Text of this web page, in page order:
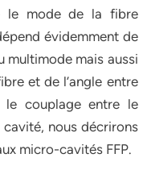
le mode de la fibre
évidemment de
multimode mais aussi
et de l’angle entre
le couplage entre le
nous décrirons
micro-cavités FFP.